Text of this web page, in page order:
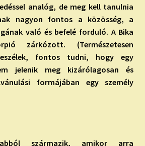
analóg, de meg kell tanulnia
nagyon fontos a közösség, a
való és befelé forduló. A Bika
zárkózott. (Természetesen
fontos tudni, hogy egy
jelenik meg kizárólagosan és
formájában egy személy
származik, amikor arra